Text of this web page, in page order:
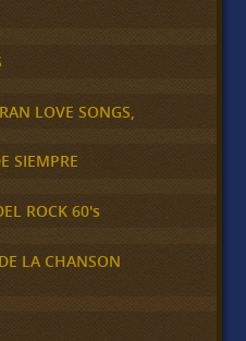
LOVE SONGS,
SIEMPRE
ROCK 60's
LA CHANSON